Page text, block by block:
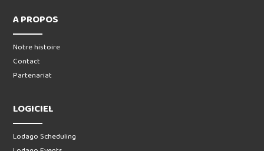
A PROPOS
Notre histoire
Contact
Partenariat
LOGICIEL
Lodago Scheduling